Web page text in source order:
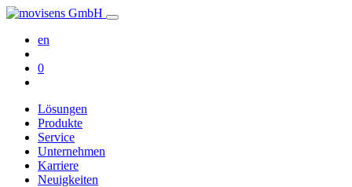
en
0
Lösungen
Produkte
Service
Unternehmen
Karriere
Neuigkeiten